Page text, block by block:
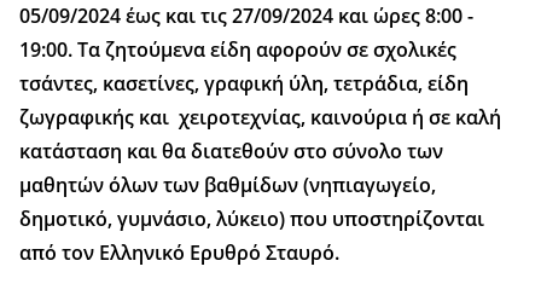
05/09/2024 έως και τις 27/09/2024 και ώρες 8:00 -
19:00. Τα ζητούμενα είδη αφορούν σε σχολικές
τσάντες, κασετίνες, γραφική ύλη, τετράδια, είδη
ζωγραφικής και χειροτεχνίας, καινούρια ή σε καλή
κατάσταση και θα διατεθούν στο σύνολο των
μαθητών όλων των βαθμίδων (νηπιαγωγείο,
δημοτικό, γυμνάσιο, λύκειο) που υποστηρίζονται
από τον Ελληνικό Ερυθρό Σταυρό.